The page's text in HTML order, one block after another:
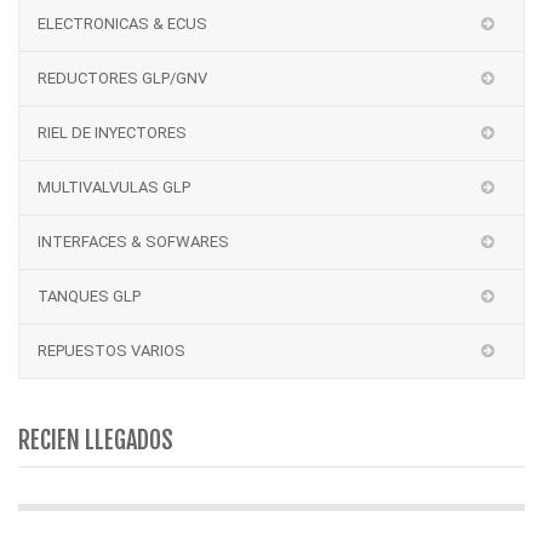
ELECTRONICAS & ECUS
REDUCTORES GLP/GNV
RIEL DE INYECTORES
MULTIVALVULAS GLP
INTERFACES & SOFWARES
TANQUES GLP
REPUESTOS VARIOS
RECIEN LLEGADOS